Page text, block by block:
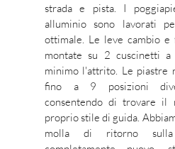
strada e pista. I
alluminio sono lavorati
ottimale. Le leve cambio e
montate su 2 cuscinetti
minimo l'attrito. Le piastre
fino a 9 posizioni
consentendo di trovare
proprio stile di guida.
molla di ritorno